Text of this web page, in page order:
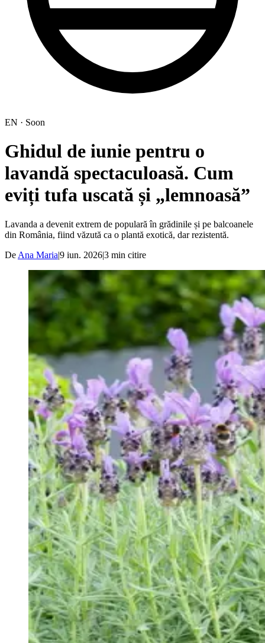
EN · Soon
Ghidul de iunie pentru o
lavandă spectaculoasă. Cum
eviți tufa uscată și „lemnoasă”
Lavanda a devenit extrem de populară în grădinile și pe balcoanele
din România, fiind văzută ca o plantă exotică, dar rezistentă.
De Ana Maria|9 iun. 2026|3 min citire